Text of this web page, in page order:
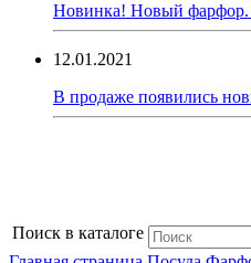
Новинка! Новый фарфор.
12.01.2021
В продаже появились
Поиск в каталоге